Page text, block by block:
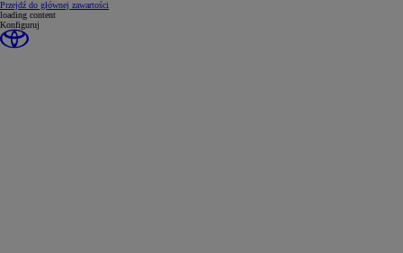
Przejdź do głównej zawartości
loading content
Konfiguruj